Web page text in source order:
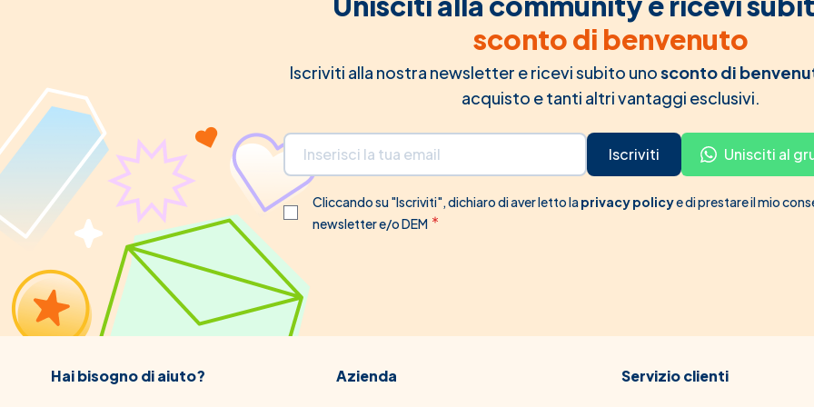
sconto di benvenuto
Iscriviti alla nostra newsletter e ricevi subito unosconto di
acquisto e tanti altri vantaggi esclusivi.
Indirizzo email
Iscriviti Unisciti al
Cliccando su "Iscriviti", dichiaro di aver letto laprivacy policye di prestare il mio
newsletter e/o DEM
Hai bisogno di aiuto?
Azienda Servizio clienti